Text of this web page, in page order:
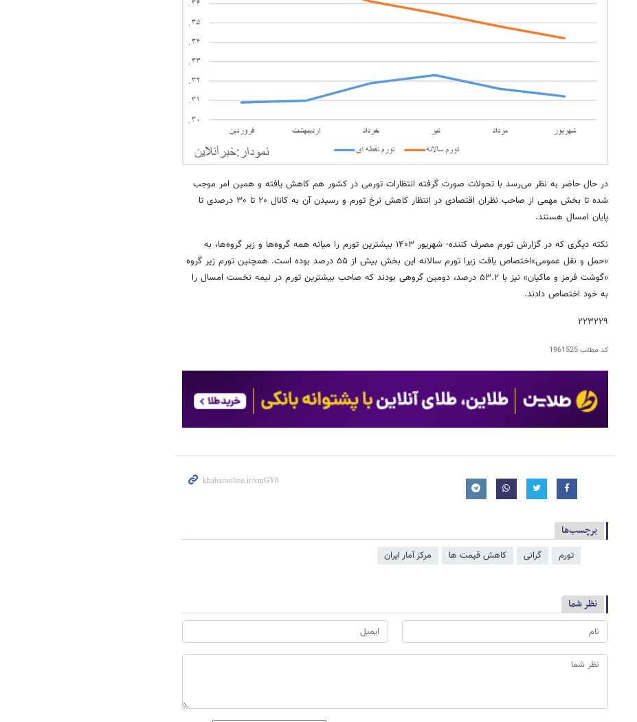
در حال حاضر به نظر می‌رسد با تحولات صورت گرفته انتظارات تورمی در کشور هم کاهش یافته و همین امر موجب
شده تا بخش مهمی از صاحب نظران اقتصادی در انتظار کاهش نرخ تورم و رسیدن آن به کانال ۲۰ تا ۳۰ درصدی تا
پایان امسال هستند.
نکته دیگری که در گزارش تورم مصرف کننده- شهریور ۱۴۰۳ بیشترین تورم را میانه همه گروه‌ها و زیر گروه‌ها، به
«حمل و نقل عمومی»‌اختصاص یافت زیرا تورم سالانه این بخش بیش از ۵۵ درصد بوده است. همچنین تورم زیر گروه
«گوشت قرمز و ماکیان» نیز با ۵۳.۲ درصد، دومین گروهی بودند که صاحب بیشترین تورم در نیمه نخست امسال را
به خود اختصاص دادند.
۲۲۳۲۲۹
کد مطلب1961525
برچسب‌ها
تورم گرانی کاهش قیمت ها مرکز آمار ایران
نظر شما